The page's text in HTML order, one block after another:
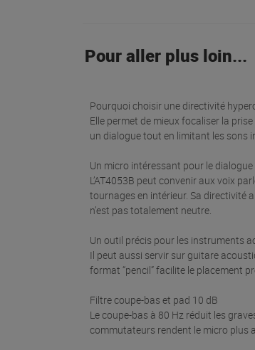
Pour aller plus loin...
Pourquoi choisir une directivité
Elle permet de mieux focaliser la
un dialogue tout en limitant les sons
Un micro intéressant pour le
L’AT4053B peut convenir aux voix
tournages en intérieur. Sa directivité
n’est pas totalement neutre.
Un outil précis pour les instruments
Il peut aussi servir sur guitare
format “pencil” facilite le placement
Filtre coupe-bas et pad 10 dB
Le coupe-bas à 80 Hz réduit les
commutateurs rendent le micro plus